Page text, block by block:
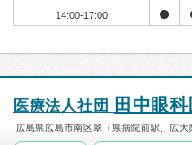
14:00-17:00
医療法人社団 田中眼
広島県広島市南区翠（県病院前駅、広大